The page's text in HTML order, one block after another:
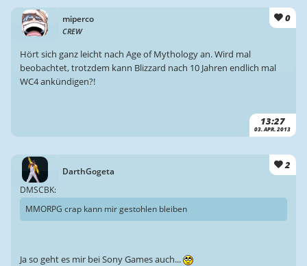
miperco
CREW
0
13:27
03. APR. 2013
Hört sich ganz leicht nach Age of Mythology an. Wird mal
beobachtet, trotzdem kann Blizzard nach 10 Jahren endlich mal
WC4 ankündigen?!
DarthGogeta
2
DMSCBK:
MMORPG crap kann mir gestohlen bleiben
Ja so geht es mir bei Sony Games auch...